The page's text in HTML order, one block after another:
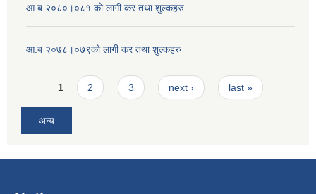
आ.ब २०८०।०८१ को लागी कर तथा शुल्कहरु
आ.ब २०७८।०७९को लागी कर तथा शुल्कहरु
Pages
1 2 3 next › last »
अन्य